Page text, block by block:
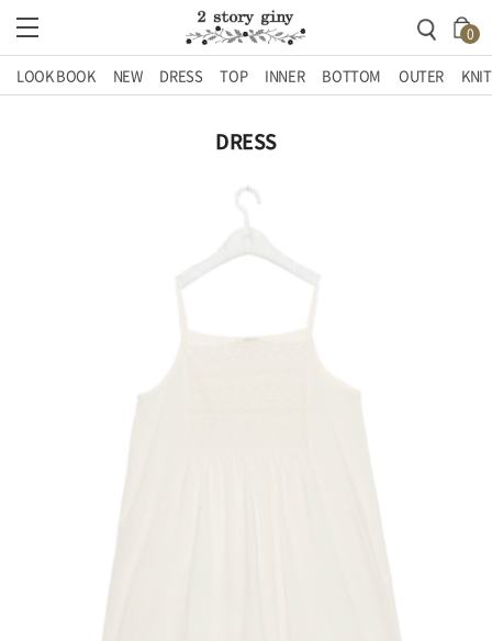
0
LOOK BOOK NEW DRESS TOP INNER BOTTOM OUTER KNIT
DRESS